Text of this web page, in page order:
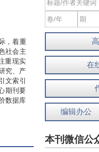
，着重
社会主
重现实
究、产
文索引
期刊要
数据库
在
编辑办公
本刊微信公